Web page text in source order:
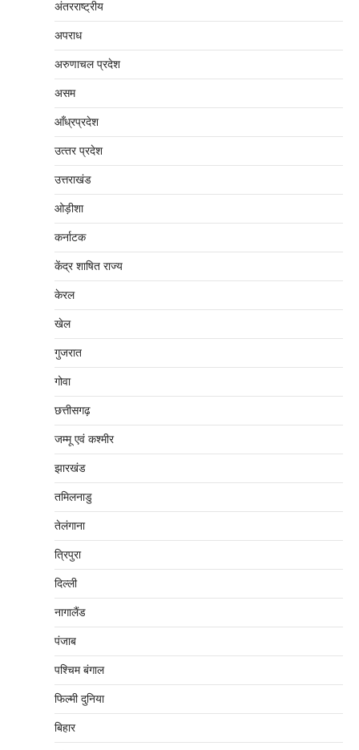
अंतरराष्‍ट्रीय
अपराध
अरुणाचल प्रदेश
असम
आँध्रप्रदेश
उत्‍तर प्रदेश
उत्तराखंड
ओड़ीशा
कर्नाटक
केंद्र शाषित राज्य
केरल
खेल
गुजरात
गोवा
छत्तीसगढ़
जम्‍मू एवं कश्‍मीर
झारखंड
तमिलनाडु
तेलंगाना
त्रिपुरा
दिल्‍ली
नागालैंड
पंजाब
पश्चिम बंगाल
फिल्मी दुनिया
बिहार